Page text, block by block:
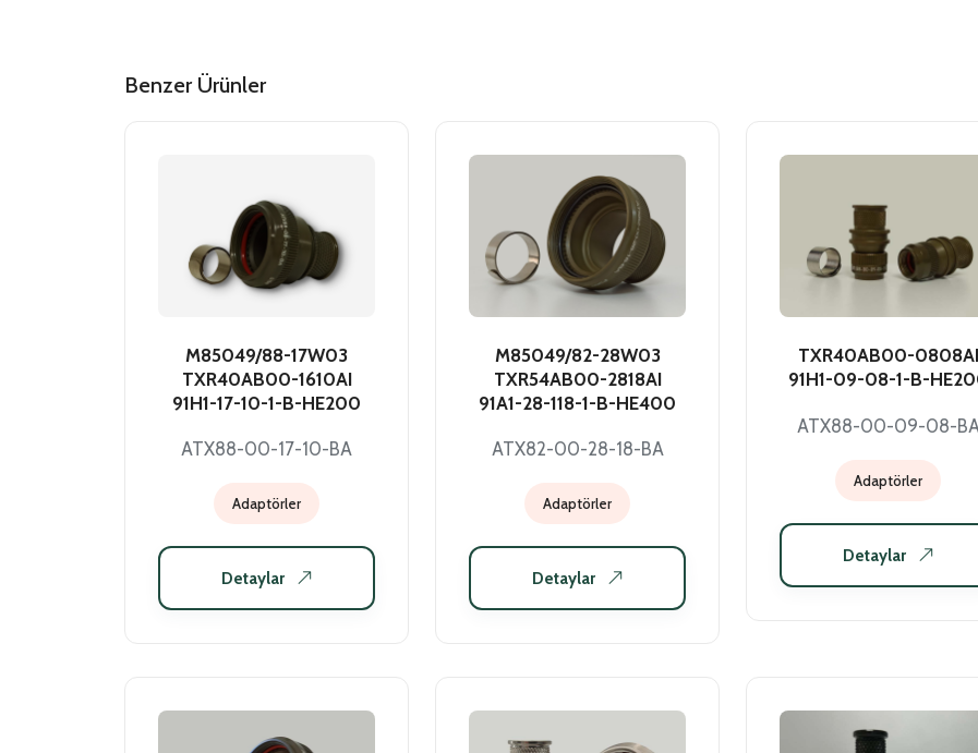
Benzer Ürünler
M85049/88-17W03
TXR40AB00-1610AI
91H1-17-10-1-B-HE200
ATX88-00-17-10-BA
Adaptörler
Detaylar
M85049/82-28W03
TXR54AB00-2818AI
91A1-28-118-1-B-HE400
ATX82-00-28-18-BA
Adaptörler
Detaylar
TXR40AB00-0808AI
91H1-09-08-1-B-
ATX88-00-09-08-
Adaptörler
Detaylar